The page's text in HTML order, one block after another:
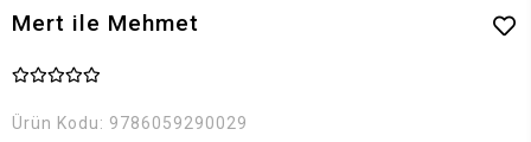
Mert ile Mehmet
Ürün Kodu: 9786059290029